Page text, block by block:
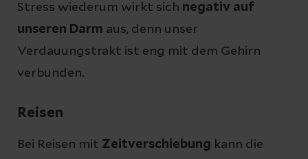
Stress wiederum wirkt sich negativ auf
unseren Darm aus, denn unser
Verdauungstrakt ist eng mit dem Gehirn
verbunden.
Reisen
Bei Reisen mit Zeitverschiebung kann die